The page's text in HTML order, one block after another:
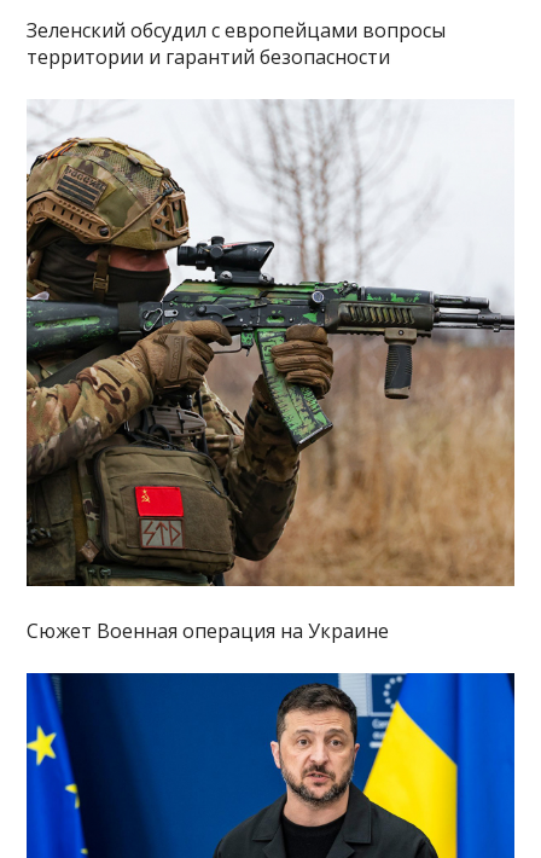
Зеленский обсудил с европейцами вопросы
территории и гарантий безопасности
Сюжет Военная операция на Украине